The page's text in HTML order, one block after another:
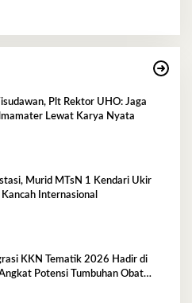
Plt Rektor UHO: Jaga
Lewat Karya Nyata
Murid MTsN 1 Kendari Ukir
Internasional
KKN Tematik 2026 Hadir di
Potensi Tumbuhan Obat